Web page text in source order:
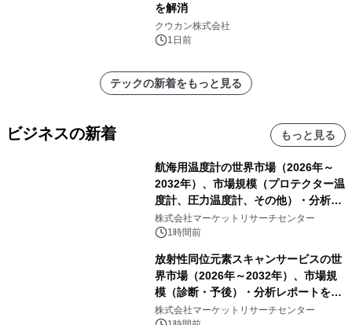
を解消
クウカン株式会社
1日前
テックの新着をもっと見る
ビジネスの新着 もっと見る
航海用温度計の世界市場（2026年～
2032年）、市場規模（プロテクター温
度計、圧力温度計、その他）・分析レ
ポートを発表
株式会社マーケットリサーチセンター
1時間前
放射性同位元素スキャンサービスの世
界市場（2026年～2032年）、市場規
模（診断・予後）・分析レポートを発
表
株式会社マーケットリサーチセンター